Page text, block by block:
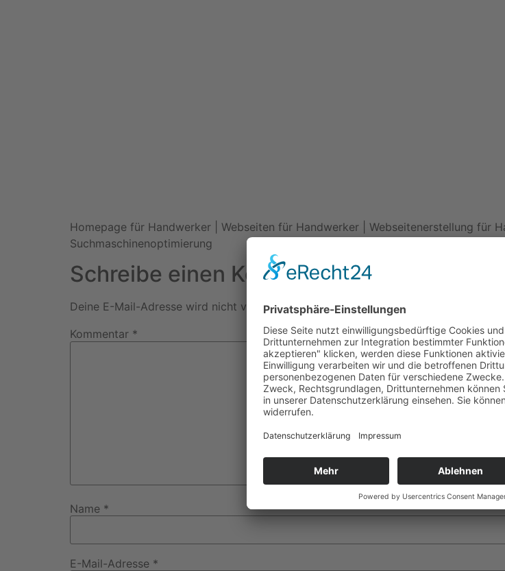
Homepage für Handwerker | Webseiten für Handwerker | Webseitenerstellung für
Suchmaschinenoptimierung
Schreibe einen Kommentar
Deine E-Mail-Adresse wird nicht veröffentlicht. Erforderliche Felder sind mit
Kommentar *
Name *
E-Mail-Adresse *